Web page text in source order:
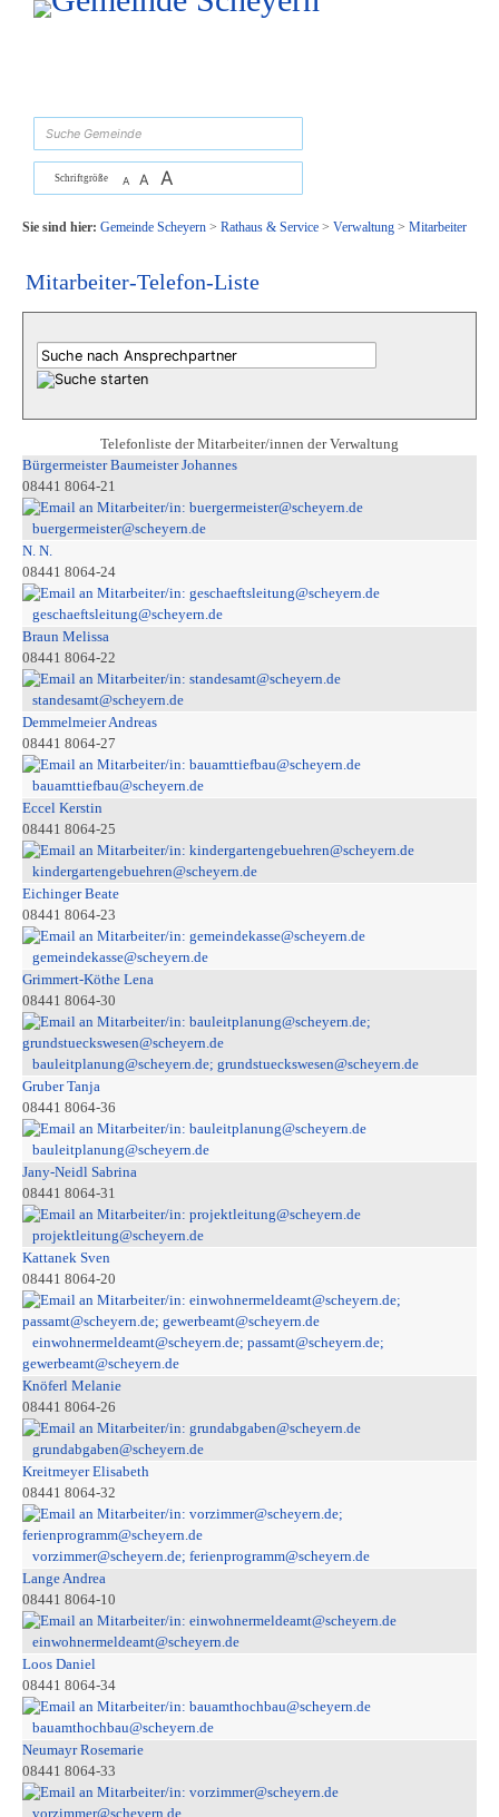
Zum Inhalt, zur Navigationoder zur Startseite springen.
Schriftgröße A A A
Sie sind hier: Gemeinde Scheyern> Rathaus & Service> Verwaltung> Mitarbeiter
Mitarbeiter-Telefon-Liste
Telefonliste der Mitarbeiter/innen der Verwaltung
Bürgermeister Baumeister Johannes
08441 8064-21
buergermeister@scheyern.de
N. N.
08441 8064-24
geschaeftsleitung@scheyern.de
Braun Melissa
08441 8064-22
standesamt@scheyern.de
Demmelmeier Andreas
08441 8064-27
bauamttiefbau@scheyern.de
Eccel Kerstin
08441 8064-25
kindergartengebuehren@scheyern.de
Eichinger Beate
08441 8064-23
gemeindekasse@scheyern.de
Grimmert-Köthe Lena
08441 8064-30
bauleitplanung@scheyern.de; grundstueckswesen@scheyern.de
Gruber Tanja
08441 8064-36
bauleitplanung@scheyern.de
Jany-Neidl Sabrina
08441 8064-31
projektleitung@scheyern.de
Kattanek Sven
08441 8064-20
einwohnermeldeamt@scheyern.de; passamt@scheyern.de;
gewerbeamt@scheyern.de
Knöferl Melanie
08441 8064-26
grundabgaben@scheyern.de
Kreitmeyer Elisabeth
08441 8064-32
vorzimmer@scheyern.de; ferienprogramm@scheyern.de
Lange Andrea
08441 8064-10
einwohnermeldeamt@scheyern.de
Loos Daniel
08441 8064-34
bauamthochbau@scheyern.de
Neumayr Rosemarie
08441 8064-33
vorzimmer@scheyern.de